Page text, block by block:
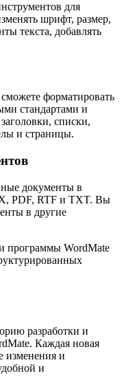
для
шрифт, размер,
текста, добавлять
форматировать
стандартами и
списки,
и страницы.
документы в
PDF, RTF и TXT. Вы
в другие
программы WordMate
разработки и
Каждая новая
изменения и
и